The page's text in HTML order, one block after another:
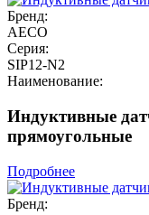
Бренд:
AECO
Серия:
SIP12-N2
Наименование:
Индуктивные
прямоугольные
Подробнее
Бренд: